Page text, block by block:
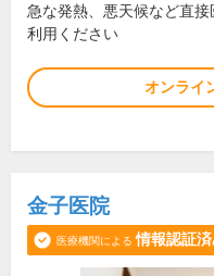
急な発熱、悪天候など直
利用ください
オンライ
金子医院
医療機関による 情報認証